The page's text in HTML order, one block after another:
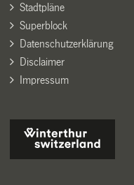
Stadtpläne
Superblock
Datenschutzerklärung
Disclaimer
Impressum